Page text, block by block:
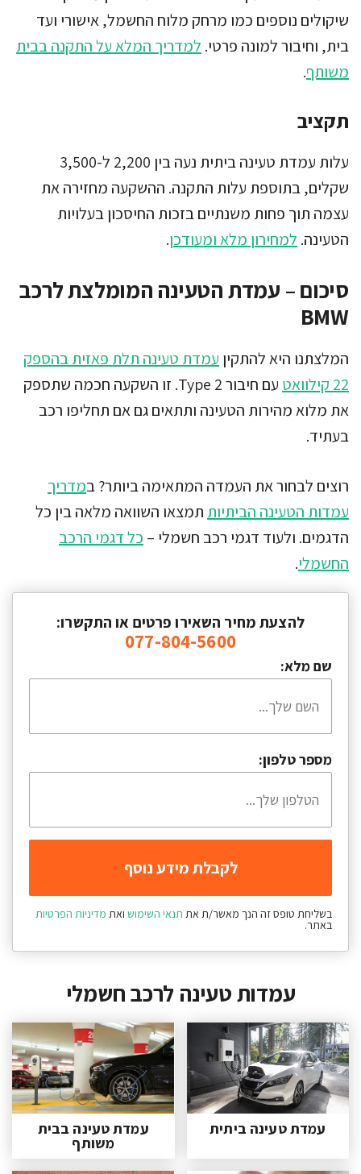
שיקולים נוספים כמו מרחק מלוח החשמל, אישורי ועד
בית, וחיבור למונה פרטי. למדריך המלא על התקנה בבית
משותף.
תקציב
עלות עמדת טעינה ביתית נעה בין 2,200 ל-3,500
שקלים, בתוספת עלות התקנה. ההשקעה מחזירה את
עצמה תוך פחות משנתיים בזכות החיסכון בעלויות
הטעינה. למחירון מלא ומעודכן.
סיכום – עמדת הטעינה המומלצת לרכב
BMW
המלצתנו היא להתקין עמדת טעינה תלת פאזית בהספק
22 קילוואט
עם חיבור Type 2. זו השקעה חכמה שתספק
את מלוא מהירות הטעינה ותתאים גם אם תחליפו רכב
בעתיד.
רוצים לבחור את העמדה המתאימה ביותר? במדריך
עמדות הטעינה הביתיות תמצאו השוואה מלאה בין כל
הדגמים. ולעוד דגמי רכב חשמלי – כל דגמי הרכב
החשמלי.
להצעת מחיר השאירו פרטים או התקשרו:
077-804-5600
שם מלא:
מספר טלפון:
בשליחת טופס זה הנך מאשר/ת את תנאי השימוש ואת מדיניות הפרטיות
באתר.
עמדות טעינה לרכב חשמלי
עמדת טעינה ביתית עמדת טעינה בבית
משותף